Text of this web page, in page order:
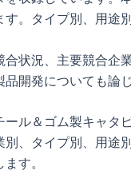
。タイプ別、用途
状況、主要競合企
開発についても論
ル＆ゴム製キャタ
、タイプ別、用途
す。